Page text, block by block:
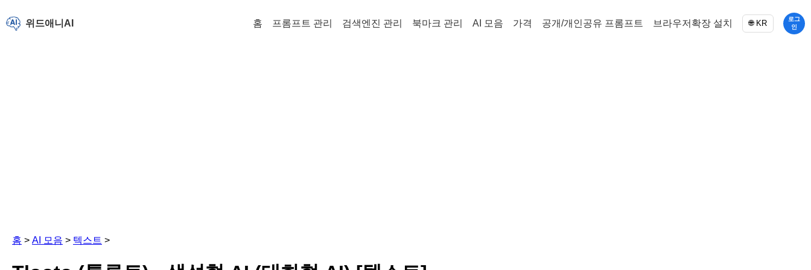
위드애니AI 홈 프롬프트 관리 검색엔진 관리 북마크 관리 AI 모음 가격 공개/개인공유 프롬프트 브라우저확장 설치 🌐 KR
로그
인
홈 > AI 모음 > 텍스트 >